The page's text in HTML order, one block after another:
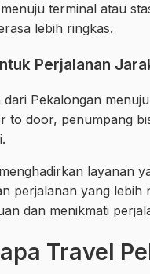
terminal atau
lebih ringkas.
Perjalanan
dari Pekalongan
to door, penumpang
layanan
perjalanan yang
dan menikmati
Travel